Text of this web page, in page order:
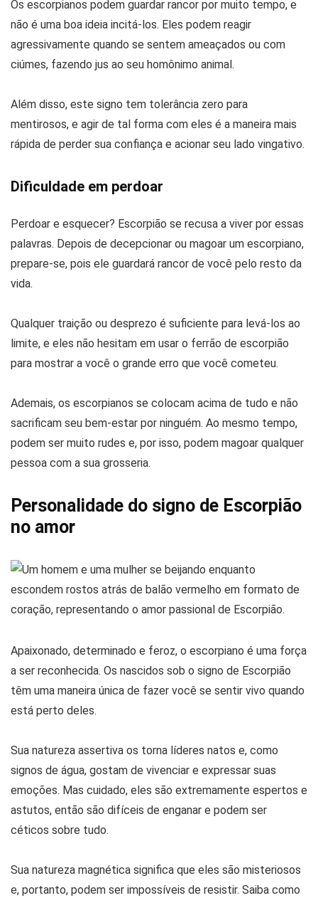
Os escorpianos podem guardar rancor por muito tempo, e
não é uma boa ideia incitá-los. Eles podem reagir
agressivamente quando se sentem ameaçados ou com
ciúmes, fazendo jus ao seu homônimo animal.
Além disso, este signo tem tolerância zero para
mentirosos, e agir de tal forma com eles é a maneira mais
rápida de perder sua confiança e acionar seu lado vingativo.
Dificuldade em perdoar
Perdoar e esquecer? Escorpião se recusa a viver por essas
palavras. Depois de decepcionar ou magoar um escorpiano,
prepare-se, pois ele guardará rancor de você pelo resto da
vida.
Qualquer traição ou desprezo é suficiente para levá-los ao
limite, e eles não hesitam em usar o ferrão de escorpião
para mostrar a você o grande erro que você cometeu.
Ademais, os escorpianos se colocam acima de tudo e não
sacrificam seu bem-estar por ninguém. Ao mesmo tempo,
podem ser muito rudes e, por isso, podem magoar qualquer
pessoa com a sua grosseria.
Personalidade do signo de Escorpião
no amor
Apaixonado, determinado e feroz, o escorpiano é uma força
a ser reconhecida. Os nascidos sob o signo de Escorpião
têm uma maneira única de fazer você se sentir vivo quando
está perto deles.
Sua natureza assertiva os torna líderes natos e, como
signos de água, gostam de vivenciar e expressar suas
emoções. Mas cuidado, eles são extremamente espertos e
astutos, então são difíceis de enganar e podem ser
céticos sobre tudo.
Sua natureza magnética significa que eles são misteriosos
e, portanto, podem ser impossíveis de resistir. Saiba como